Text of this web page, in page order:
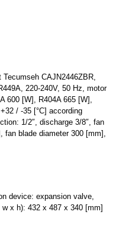
CAJN2446ZBR,
220-240V, 50 Hz, motor
600 [W], R404A 665 [W],
/ -35 [°C] according
1/2″, discharge 3/8″, fan
fan blade diameter 300 [mm],
device: expansion valve,
x h): 432 x 487 x 340 [mm]